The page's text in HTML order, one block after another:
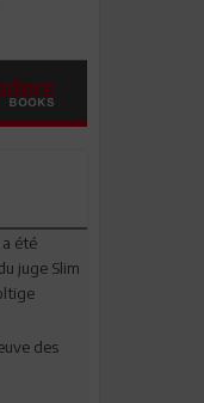
été
juge Slim
des